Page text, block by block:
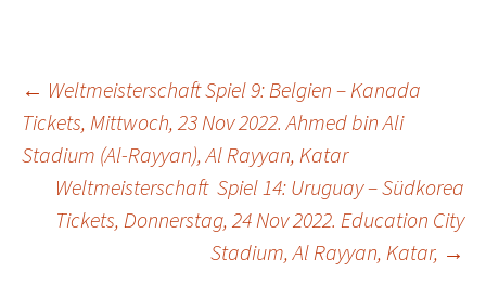
Post
navigation
← Weltmeisterschaft Spiel 9: Belgien – Kanada
Tickets, Mittwoch, 23 Nov 2022. Ahmed bin Ali
Stadium (Al-Rayyan), Al Rayyan, Katar
Weltmeisterschaft Spiel 14: Uruguay – Südkorea
Tickets, Donnerstag, 24 Nov 2022. Education City
Stadium, Al Rayyan, Katar, →